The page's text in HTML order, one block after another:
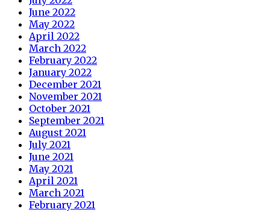
June 2022
May 2022
April 2022
March 2022
February 2022
January 2022
December 2021
November 2021
October 2021
September 2021
August 2021
July 2021
June 2021
May 2021
April 2021
March 2021
February 2021